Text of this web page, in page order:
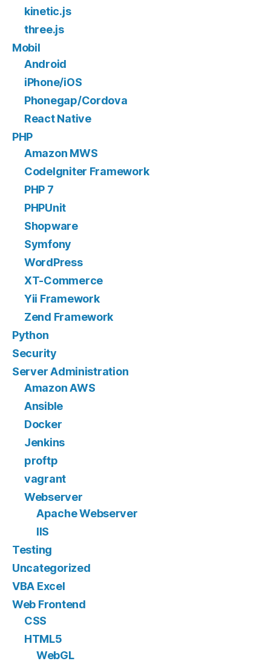
kinetic.js
three.js
Mobil
Android
iPhone/iOS
Phonegap/Cordova
React Native
PHP
Amazon MWS
CodeIgniter Framework
PHP 7
PHPUnit
Shopware
Symfony
WordPress
XT-Commerce
Yii Framework
Zend Framework
Python
Security
Server Administration
Amazon AWS
Ansible
Docker
Jenkins
proftp
vagrant
Webserver
Apache Webserver
IIS
Testing
Uncategorized
VBA Excel
Web Frontend
CSS
HTML5
WebGL